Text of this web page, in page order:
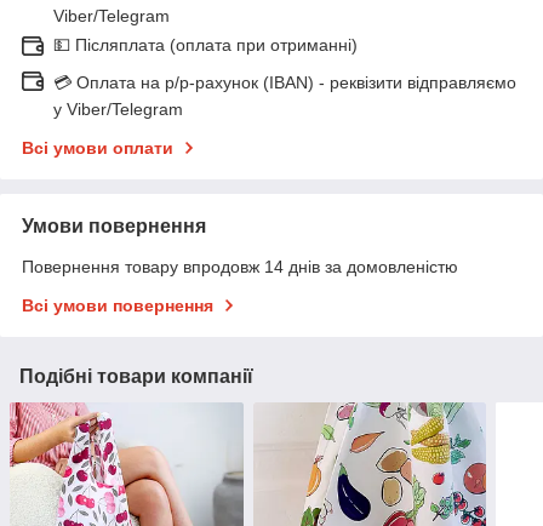
Viber/Telegram
💵 Післяплата (оплата при отриманні)
💳 Оплата на р/р-рахунок (IBAN) - реквізити відправляємо
у Viber/Telegram
Всі умови оплати
Умови повернення
Повернення товару впродовж 14 днів за домовленістю
Всі умови повернення
Подібні товари компанії